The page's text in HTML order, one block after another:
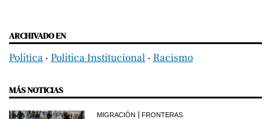
ARCHIVADO EN
Política ‧ Política Institucional ‧ Racismo
MÁS NOTICIAS
MIGRACIÓN FRONTERAS